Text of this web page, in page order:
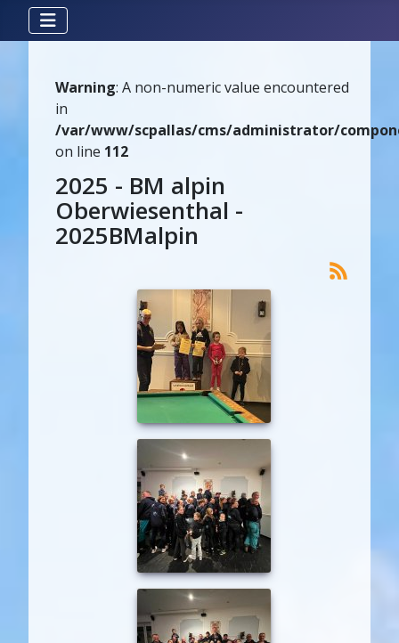
Warning: A non-numeric value encountered
in
/var/www/scpallas/cms/administrator/
on line 112
2025 - BM alpin
Oberwiesenthal -
2025BMalpin